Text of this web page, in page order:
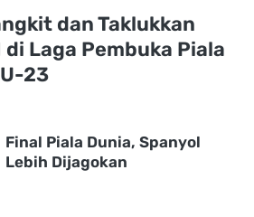
dan Taklukkan
di Laga Pembuka Piala
23
Final Piala Dunia, Spanyol
Lebih Dijagokan